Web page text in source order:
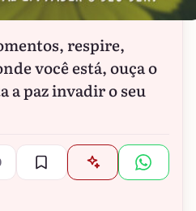
respire,
você está, ouça o
a paz invadir o seu